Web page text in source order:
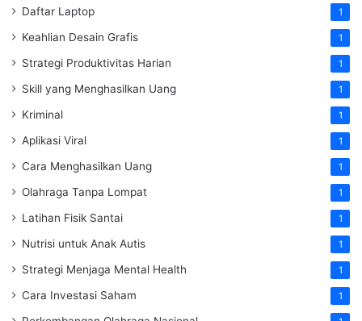
Daftar Laptop 1
Keahlian Desain Grafis 1
Strategi Produktivitas Harian 1
Skill yang Menghasilkan Uang 1
Kriminal 1
Aplikasi Viral 1
Cara Menghasilkan Uang 1
Olahraga Tanpa Lompat 1
Latihan Fisik Santai 1
Nutrisi untuk Anak Autis 1
Strategi Menjaga Mental Health 1
Cara Investasi Saham 1